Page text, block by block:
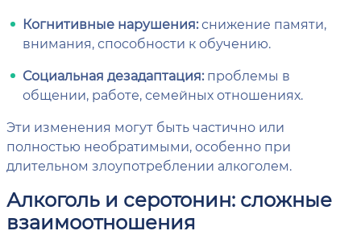
Когнитивные нарушения:снижение памяти,
внимания, способности к обучению.
Социальная дезадаптация:проблемы в
общении, работе, семейных отношениях.
Эти изменения могут быть частично или
полностью необратимыми, особенно при
длительном злоупотреблении алкоголем.
Алкоголь и серотонин: сложные
взаимоотношения